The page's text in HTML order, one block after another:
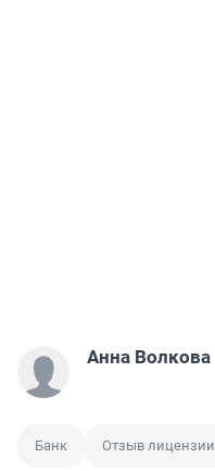
Анна Волкова
Банк Отзыв лицензии